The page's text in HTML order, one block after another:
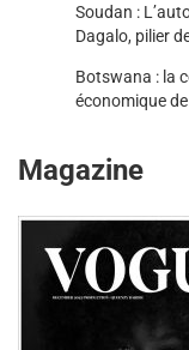
Soudan :
Dagalo, pilier
Botswana : la
économique
Magazine